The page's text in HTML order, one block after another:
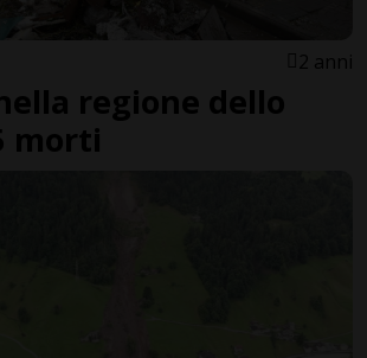
2 anni
regione dello
morti